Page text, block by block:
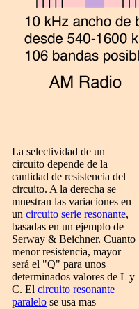
La selectividad de un
circuito depende de la
cantidad de resistencia del
circuito. A la derecha se
muestran las variaciones en
un circuito serie resonante,
basadas en un ejemplo de
Serway & Beichner. Cuanto
menor resistencia, mayor
será el "Q" para unos
determinados valores de L y
C. El circuito resonante
paralelo se usa mas